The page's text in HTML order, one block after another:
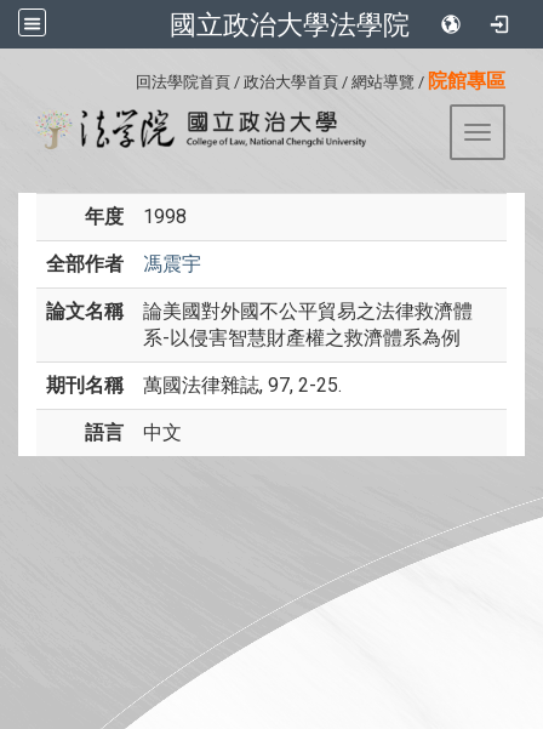
國立政治大學法學院
回法學院首頁 / 政治大學首頁 / 網站導覽 / 院館專區
Toggle
年度 1998
全部作者 馮震宇
論文名稱
論美國對外國不公平貿易之法律救濟體
系-以侵害智慧財產權之救濟體系為例
期刊名稱 萬國法律雜誌, 97, 2-25.
語言 中文